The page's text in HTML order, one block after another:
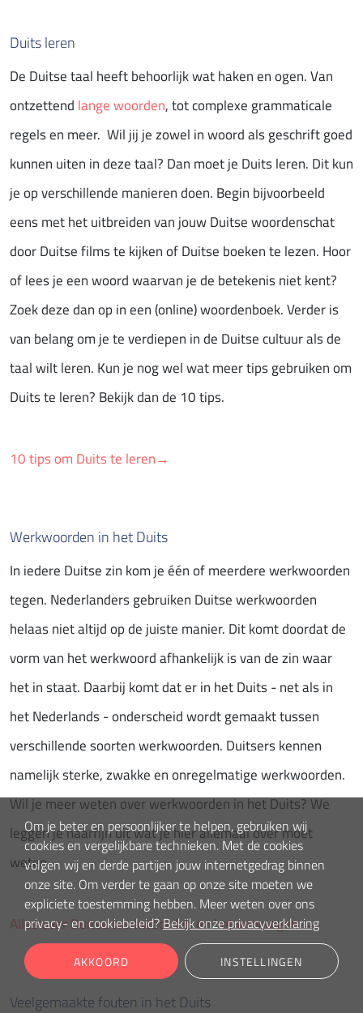
Duits leren
De Duitse taal heeft behoorlijk wat haken en ogen. Van
ontzettend lange woorden, tot complexe grammaticale
regels en meer. Wil jij je zowel in woord als geschrift goed
kunnen uiten in deze taal? Dan moet je Duits leren. Dit kun
je op verschillende manieren doen. Begin bijvoorbeeld
eens met het uitbreiden van jouw Duitse woordenschat
door Duitse films te kijken of Duitse boeken te lezen. Hoor
of lees je een woord waarvan je de betekenis niet kent?
Zoek deze dan op in een (online) woordenboek. Verder is
van belang om je te verdiepen in de Duitse cultuur als de
taal wilt leren. Kun je nog wel wat meer tips gebruiken om
Duits te leren? Bekijk dan de 10 tips.
10 tips om Duits te leren→
Werkwoorden in het Duits
In iedere Duitse zin kom je één of meerdere werkwoorden
tegen. Nederlanders gebruiken Duitse werkwoorden
helaas niet altijd op de juiste manier. Dit komt doordat de
vorm van het werkwoord afhankelijk is van de zin waar
het in staat. Daarbij komt dat er in het Duits - net als in
het Nederlands - onderscheid wordt gemaakt tussen
verschillende soorten werkwoorden. Duitsers kennen
namelijk sterke, zwakke en onregelmatige werkwoorden.
Wil je meer weten over werkwoorden in het Duits? We
leggen je haarfijn uit wat je hier allemaal over moet
weten.
Alles over Duitse werkwoorden en het vervoegen →
Veelgemaakte fouten in het Duits
Om je beter en persoonlijker te helpen, gebruiken wij
cookies en vergelijkbare technieken. Met de cookies
volgen wij en derde partijen jouw internetgedrag binnen
onze site. Om verder te gaan op onze site moeten we
expliciete toestemming hebben. Meer weten over ons
privacy- en cookiebeleid?Bekijk onze privacyverklaring
AKKOORD INSTELLINGEN